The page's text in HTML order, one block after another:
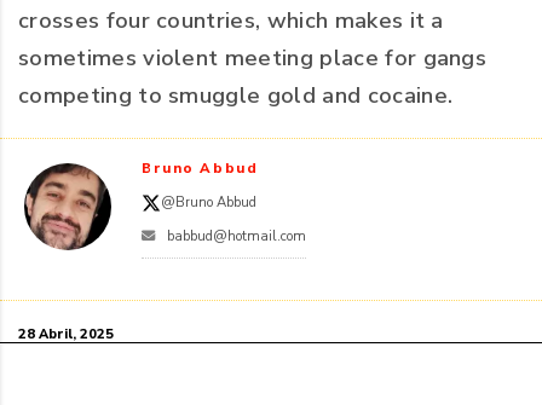
crosses four countries, which makes it a
sometimes violent meeting place for gangs
competing to smuggle gold and cocaine.
Bruno Abbud
@Bruno Abbud
babbud@hotmail.com
28 Abril, 2025